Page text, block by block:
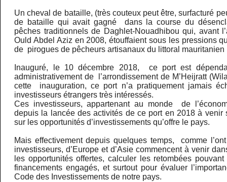
Un cheval de bataille, (très couteux peut être, surfacturé
de bataille qui avait gagné dans la course du
pêches traditionnels de Daghlet-Nouadhibou qui, avant
Ould Abdel Aziz en 2008, étouffaient sous les pressions
de pirogues de pêcheurs artisanaux du littoral mauritanien
Inauguré, le 10 décembre 2018, ce port est
administrativement de l’arrondissement de M’Heijratt
cette inauguration, ce port n’a pratiquement jamais
investisseurs étrangers très intéressés.
Ces investisseurs, appartenant au monde de
depuis la lancée des activités de ce port en 2018 à venir
sur les opportunités d’investissements qu’offre le pays.
Mais effectivement depuis quelques temps, comme
investisseurs, d’Europe et d’Asie commencent à venir
les opportunités offertes, calculer les retombées pouvant
financements engagés, et surtout pour évaluer
Code des Investissements de notre pays.